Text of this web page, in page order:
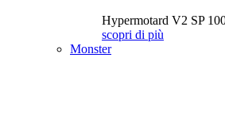
Hypermotard V2 SP
scopri di più
Monster